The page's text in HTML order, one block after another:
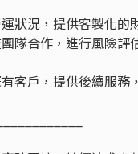
狀況，提供客製化的
隊合作，進行風險評
客戶，提供後續服務